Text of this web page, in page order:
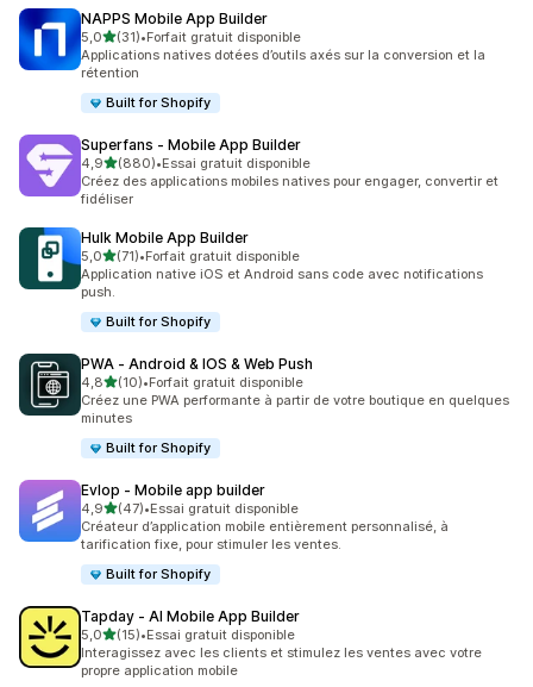
NAPPS Mobile App Builder
5,0étoile(s) sur 5
(31)
31 avis au total
•Forfait gratuit disponible
Applications natives dotées d’outils axés sur la conversion et la
rétention
Built for Shopify
Superfans ‑ Mobile App Builder
4,9étoile(s) sur 5
(880)
880 avis au total
•Essai gratuit disponible
Créez des applications mobiles natives pour engager, convertir et
fidéliser
Hulk Mobile App Builder
5,0étoile(s) sur 5
(71)
71 avis au total
•Forfait gratuit disponible
Application native iOS et Android sans code avec notifications
push.
Built for Shopify
PWA ‑ Android & IOS & Web Push
4,8étoile(s) sur 5
(10)
10 avis au total
•Forfait gratuit disponible
Créez une PWA performante à partir de votre boutique en quelques
minutes
Built for Shopify
Evlop ‑ Mobile app builder
4,9étoile(s) sur 5
(47)
47 avis au total
•Essai gratuit disponible
Créateur d’application mobile entièrement personnalisé, à
tarification fixe, pour stimuler les ventes.
Built for Shopify
Tapday ‑ AI Mobile App Builder
5,0étoile(s) sur 5
(15)
15 avis au total
•Essai gratuit disponible
Interagissez avec les clients et stimulez les ventes avec votre
propre application mobile